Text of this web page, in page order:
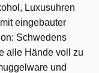
Luxusuhren
eingebauter
Schwedens
alle Hände voll zu
und